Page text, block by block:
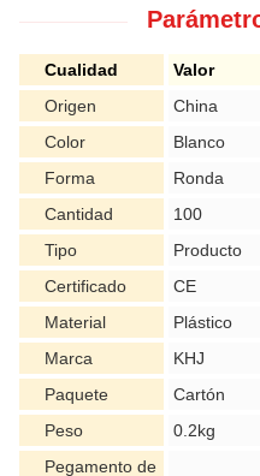
Cualidad
Valor
Origen
China
Color
Blanco
Forma
Ronda
Cantidad
100
Tipo
Producto
Certificado
CE
Material
Plástico
Marca
KHJ
Paquete
Cartón
Peso
0.2kg
Pegamento de